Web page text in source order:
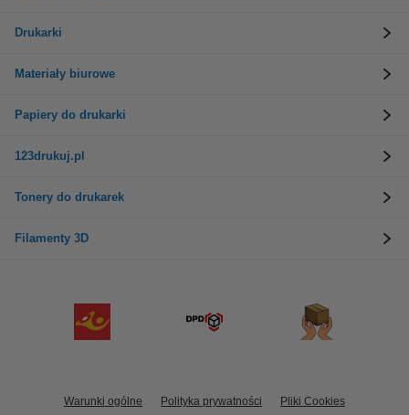
Drukarki
Materiały biurowe
Papiery do drukarki
123drukuj.pl
Tonery do drukarek
Filamenty 3D
Warunki ogólne Polityka prywatności Pliki Cookies